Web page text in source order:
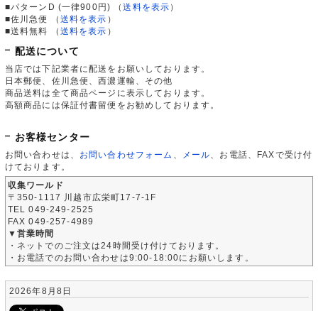
■パターンD (一律900円)
（送料を表示 ）
■佐川急便
（ 送料を表示 ）
■送料無料
（ 送料を表示 ）
配送について
当店では下記業者に配送をお願いしております。
日本郵便、佐川急便、西濃運輸、その他
商品送料は全て商品ページに表示しております。
高額商品には保証付書留便をお勧めしております。
お客様センター
お問い合わせは、 お問い合わせフォーム メール 、お電話、FAXで受け付
けております。
収集ワールド
〒350-1117 川越市広栄町17-7-1F
TEL 049-249-2525
FAX 049-257-4989
▼営業時間
・ネットでのご注文は24時間受け付けております。
・お電話でのお問い合わせは9:00-18:00にお願いします。
2026年8月8日